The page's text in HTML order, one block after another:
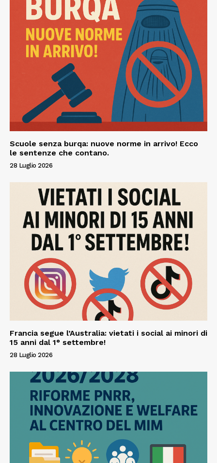
Scuole senza burqa: nuove norme in arrivo! Ecco
le sentenze che contano.
28 Luglio 2026
Francia segue l’Australia: vietati i social ai minori di
15 anni dal 1° settembre!
28 Luglio 2026